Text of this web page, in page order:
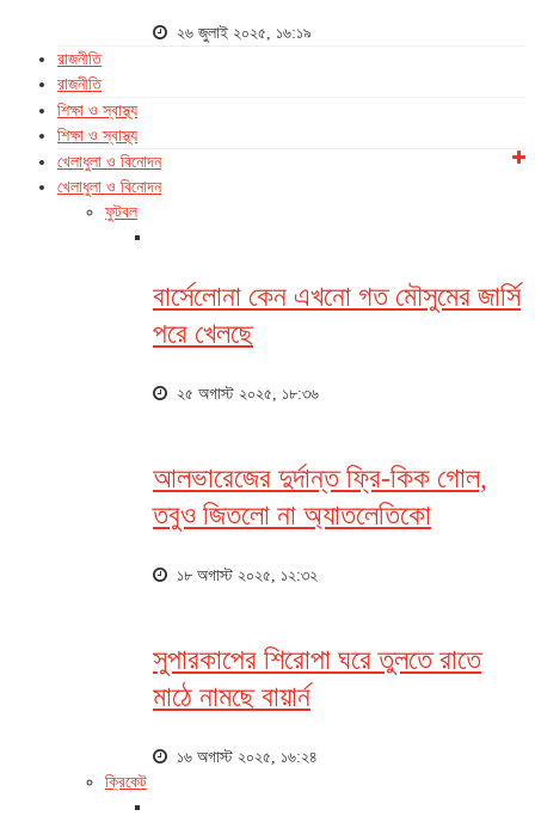
২৬ জুলাই ২০২৫, ১৬:১৯
রাজনীতি
রাজনীতি
শিক্ষা ও স্বাস্থ্য
শিক্ষা ও স্বাস্থ্য
খেলাধুলা ও বিনোদন
খেলাধুলা ও বিনোদন
ফুটবল
বার্সেলোনা কেন এখনো গত মৌসুমের জার্সি
পরে খেলছে
২৫ অগাস্ট ২০২৫, ১৮:৩৬
আলভারেজের দুর্দান্ত ফ্রি-কিক গোল,
তবুও জিতলো না অ্যাতলেতিকো
১৮ অগাস্ট ২০২৫, ১২:৩২
সুপারকাপের শিরোপা ঘরে তুলতে রাতে
মাঠে নামছে বায়ার্ন
১৬ অগাস্ট ২০২৫, ১৬:২৪
ক্রিকেট